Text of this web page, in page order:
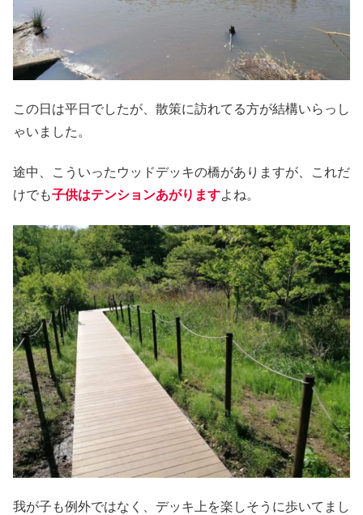
この日は平日でしたが、散策に訪れてる方が結構いらっし
ゃいました。
途中、こういったウッドデッキの橋がありますが、これだ
けでも子供はテンションあがりますよね。
我が子も例外ではなく、デッキ上を楽しそうに歩いてまし